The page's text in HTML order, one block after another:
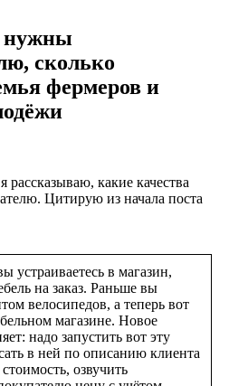
нужны
сколько
фермеров и
какие качества
Цитирую из начала поста
устраиваетесь в магазин,
на заказ. Раньше вы
велосипедов, а теперь вот
магазине. Новое
надо запустить вот эту
в ней по описанию клиента
озвучить